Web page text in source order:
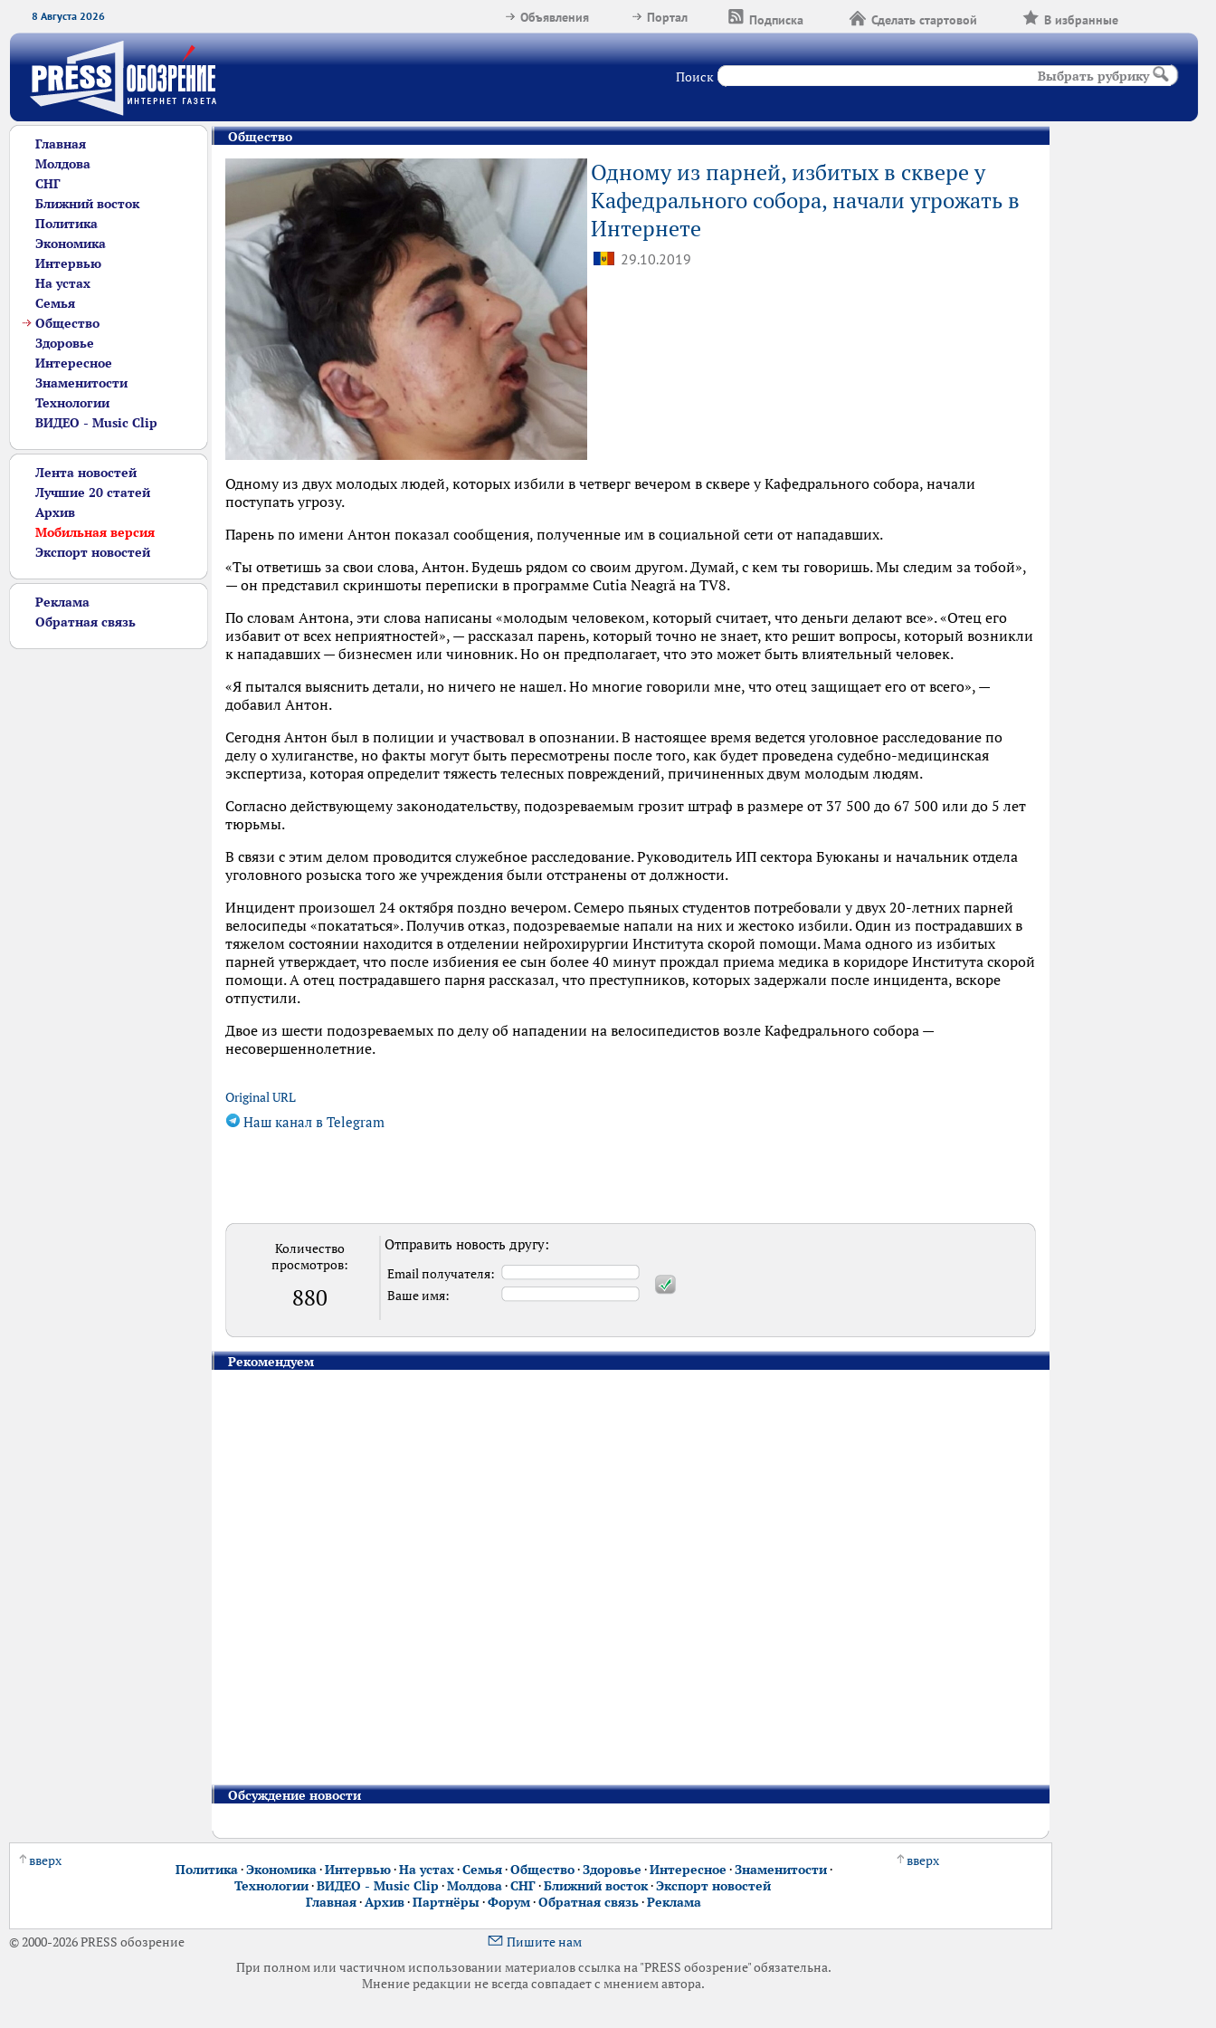
8 Августа 2026 В избранные
Сделать стартовой
Подписка
Портал
Объявления
Поиск Выбрать рубрику
Главная
Молдова
СНГ
Ближний восток
Политика
Экономика
Интервью
На устах
Семья
Общество
Здоровье
Интересное
Знаменитости
Технологии
ВИДЕО - Music Clip
Лента новостей
Лучшие 20 статей
Архив
Мобильная версия
Экспорт новостей
Реклама
Обратная связь
Общество
Одному из парней, избитых в сквере у
Кафедрального собора, начали угрожать в
Интернете
29.10.2019
Одному из двух молодых людей, которых избили в четверг вечером в сквере у Кафедрального собора, начали
поступать угрозу.
Парень по имени Антон показал сообщения, полученные им в социальной сети от нападавших.
«Ты ответишь за свои слова, Антон. Будешь рядом со своим другом. Думай, с кем ты говоришь. Мы следим за тобой»,
— он представил скриншоты переписки в программе Cutia Neagră на TV8.
По словам Антона, эти слова написаны «молодым человеком, который считает, что деньги делают все». «Отец его
избавит от всех неприятностей», — рассказал парень, который точно не знает, кто решит вопросы, который возникли
к нападавших — бизнесмен или чиновник. Но он предполагает, что это может быть влиятельный человек.
«Я пытался выяснить детали, но ничего не нашел. Но многие говорили мне, что отец защищает его от всего», —
добавил Антон.
Сегодня Антон был в полиции и участвовал в опознании. В настоящее время ведется уголовное расследование по
делу о хулиганстве, но факты могут быть пересмотрены после того, как будет проведена судебно-медицинская
экспертиза, которая определит тяжесть телесных повреждений, причиненных двум молодым людям.
Согласно действующему законодательству, подозреваемым грозит штраф в размере от 37 500 до 67 500 или до 5 лет
тюрьмы.
В связи с этим делом проводится служебное расследование. Руководитель ИП сектора Буюканы и начальник отдела
уголовного розыска того же учреждения были отстранены от должности.
Инцидент произошел 24 октября поздно вечером. Семеро пьяных студентов потребовали у двух 20-летних парней
велосипеды «покататься». Получив отказ, подозреваемые напали на них и жестоко избили. Один из пострадавших в
тяжелом состоянии находится в отделении нейрохирургии Института скорой помощи. Мама одного из избитых
парней утверждает, что после избиения ее сын более 40 минут прождал приема медика в коридоре Института скорой
помощи. А отец пострадавшего парня рассказал, что преступников, которых задержали после инцидента, вскоре
отпустили.
Двое из шести подозреваемых по делу об нападении на велосипедистов возле Кафедрального собора —
несовершеннолетние.
Original URL
Наш канал в Telegram
Количество
просмотров:
880
Отправить новость другу:
Email получателя:
Ваше имя:
Рекомендуем
Обсуждение новости
вверх
Политика·Экономика·Интервью·На устах·Семья·Общество·Здоровье ·Интересное ·Знаменитости·
Технологии·ВИДЕО - Music Clip ·Молдова·СНГ·Ближний восток·Экспорт новостей
Главная·Архив·Партнёры·Форум·Обратная связь·Реклама
вверх
© 2000-2026 PRESS обозрение
Пишите нам
При полном или частичном использовании материалов ссылка на "PRESS обозрение" обязательна.
Мнение редакции не всегда совпадает с мнением автора.